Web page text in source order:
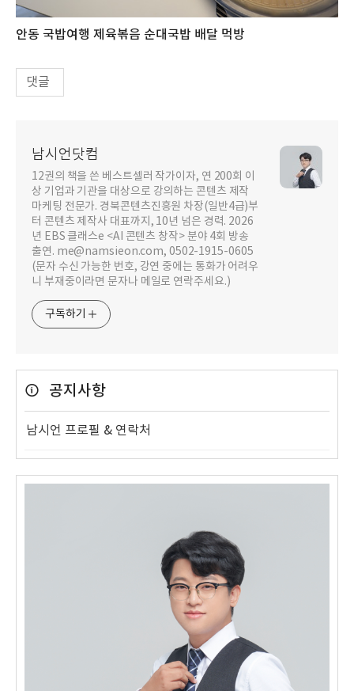
안동 국밥여행 제육볶음 순대국밥 배달 먹방
댓글
남시언닷컴
12권의 책을 쓴 베스트셀러 작가이자, 연 200회 이
상 기업과 기관을 대상으로 강의하는 콘텐츠 제작
마케팅 전문가. 경북콘텐츠진흥원 차장(일반4급)부
터 콘텐츠 제작사 대표까지, 10년 넘은 경력. 2026
년 EBS 클래스e <AI 콘텐츠 창작> 분야 4회 방송
출연. me@namsieon.com, 0502-1915-0605
(문자 수신 가능한 번호, 강연 중에는 통화가 어려우
니 부재중이라면 문자나 메일로 연락주세요.)
구독하기
공지사항
남시언 프로필 & 연락처